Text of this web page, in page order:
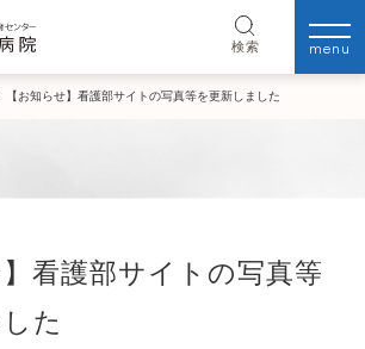
検索 menu
【お知らせ】看護部サイトの写真等を更新しました
】看護部サイトの写真等
た